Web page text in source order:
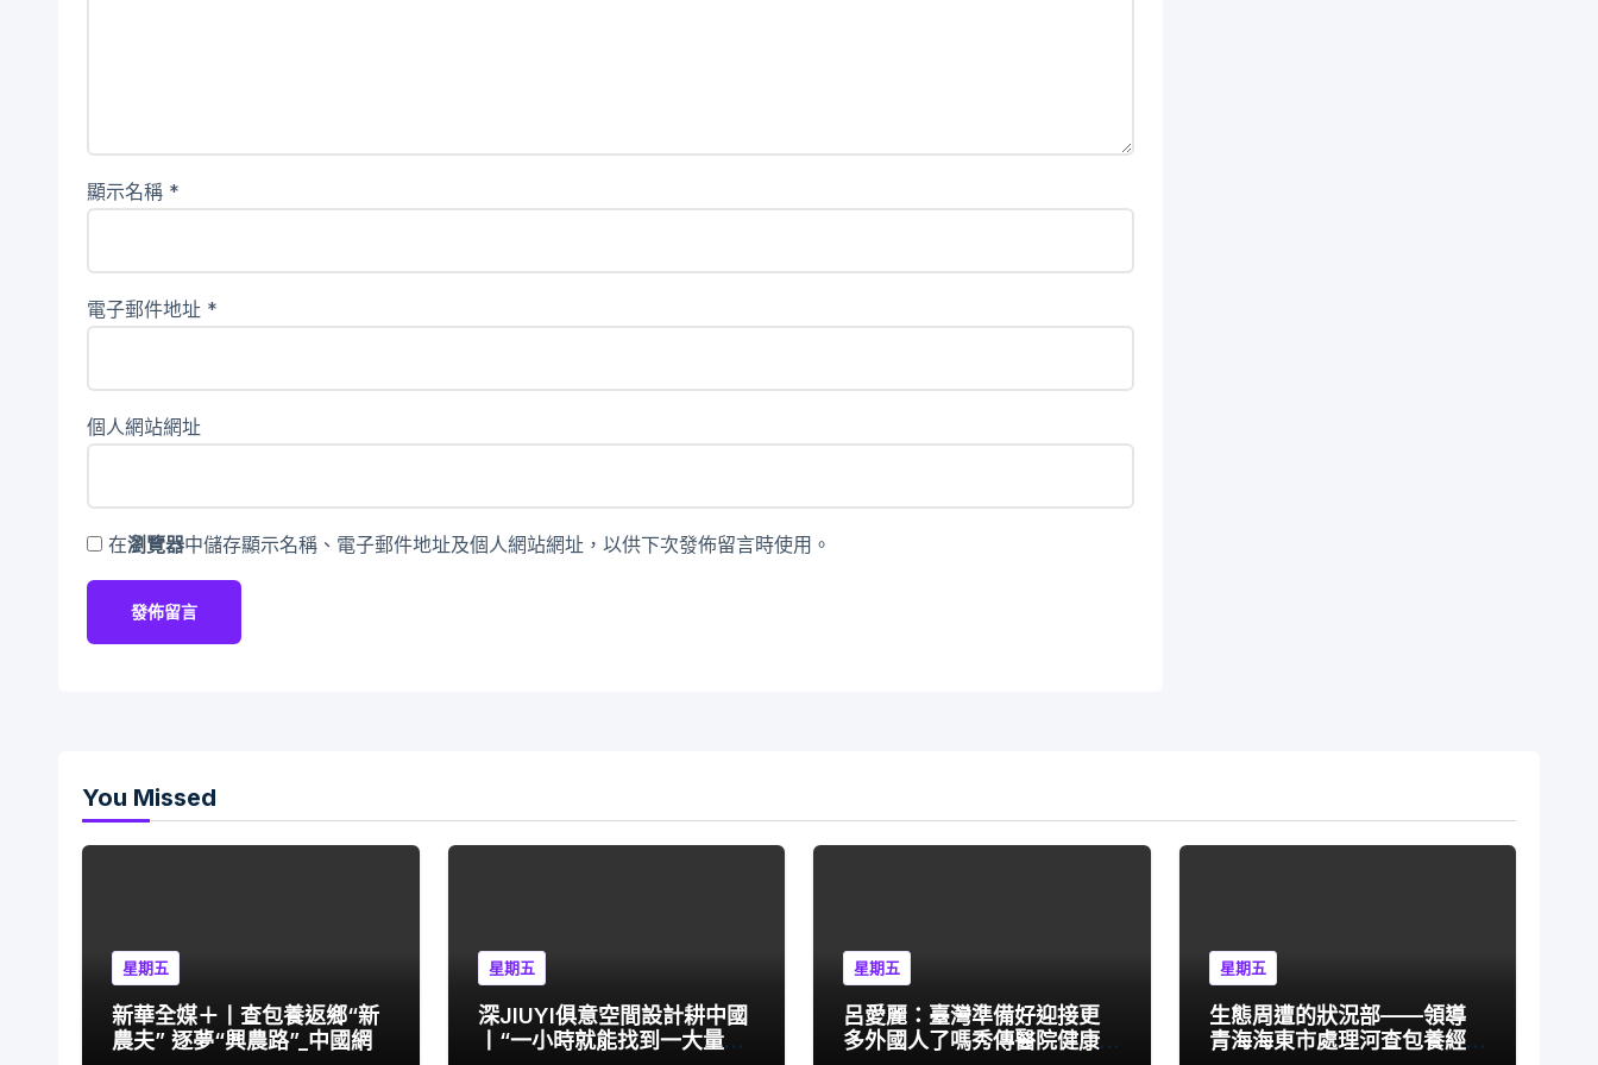
顯示名稱 *
電子郵件地址 *
個人網站網址
在瀏覽器中儲存顯示名稱、電子郵件地址及個人網站網址，以供下次發佈留言時使用。
You Missed
星期五
新華全媒＋丨查包養返鄉“新
農夫” 逐夢“興農路”_中國網
星期五
深JIUYI俱意空間設計耕中國
丨“一小時就能找到一大量優
星期五
呂愛麗：臺灣準備好迎接更
多外國人了嗎秀傳醫院健康
星期五
生態周遭的狀況部——領導
青海海東市處理河查包養經